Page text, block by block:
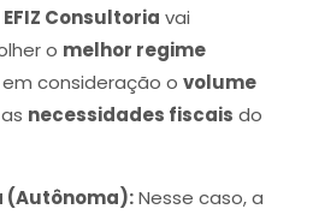
EFIZ Consultoria vai
o melhor regime
consideração o volume
necessidades fiscais do
(Autônoma):Nesse caso, a